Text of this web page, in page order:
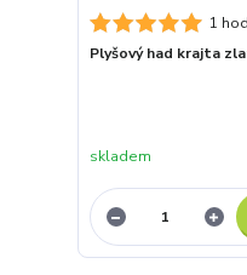
1
Plyšový had krajta
skladem